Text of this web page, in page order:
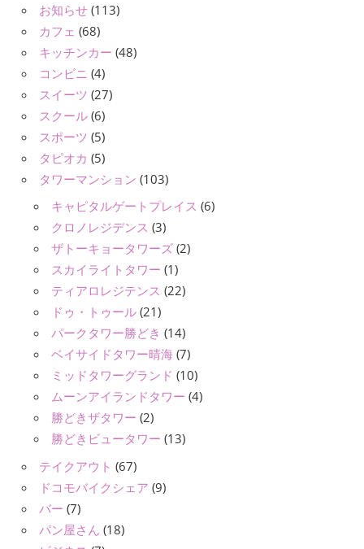
お知らせ (113)
カフェ (68)
キッチンカー (48)
コンビニ (4)
スイーツ (27)
スクール (6)
スポーツ (5)
タピオカ (5)
タワーマンション (103)
キャピタルゲートプレイス (6)
クロノレジデンス (3)
ザトーキョータワーズ (2)
スカイライトタワー (1)
ティアロレジテンス (22)
ドゥ・トゥール (21)
パークタワー勝どき (14)
ベイサイドタワー晴海 (7)
ミッドタワーグランド (10)
ムーンアイランドタワー (4)
勝どきザタワー (2)
勝どきビュータワー (13)
テイクアウト (67)
ドコモバイクシェア (9)
バー (7)
パン屋さん (18)